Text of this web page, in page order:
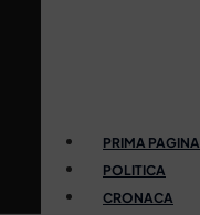
PRIMA PAGINA
POLITICA
CRONACA